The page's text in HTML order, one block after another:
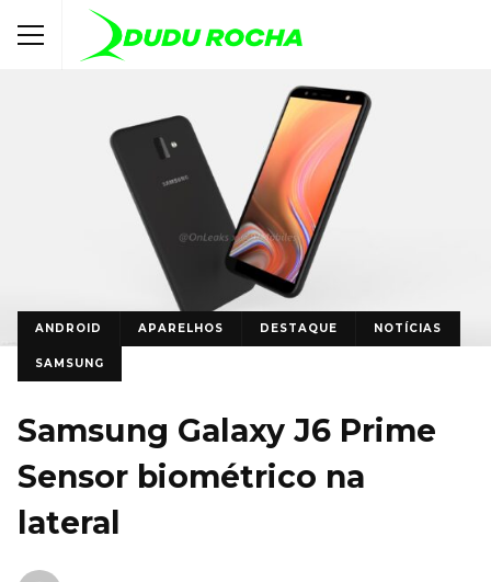
ANDROID APARELHOS DESTAQUE NOTÍCIAS
SAMSUNG
Samsung Galaxy J6 Prime
Sensor biométrico na
lateral